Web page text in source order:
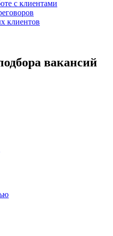
с клиентами
клиентов
вакансий